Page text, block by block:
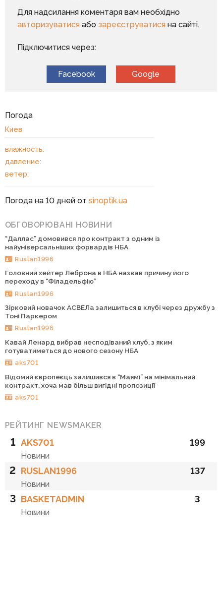
Для надсилання коментаря вам необхідно
авторизуватисяабо зареєструватисяна сайті.
Підключитися через:
Facebook Google
Погода
Киев
влажность:
давление:
ветер:
Погода на 10 дней от sinoptik.ua
ОБГОВОРЮВАНІ НОВИНИ
“Даллас” домовився про контракт з одним із
найуніверсальніших форвардів НБА
Ruslan1996
Головний хейтер Леброна в НБА назвав причину його
переходу в “Філадельфію”
Ruslan1996
Зірковий новачок АСВЕЛа залишиться в клубі через дружбу з
Тоні Паркером
Ruslan1996
Кавай Ленард вибрав несподіваний клуб, з яким
готуватиметься до нового сезону НБА
aks701
Відомий європеєць залишився в “Маямі” на мінімальний
контракт, хоча мав більш вигідні пропозиції
aks701
РЕЙТИНГ NEWSMAKER
1 AKS701
Новини
199
2 RUSLAN1996
Новини
137
3 BASKETADMIN
Новини
3